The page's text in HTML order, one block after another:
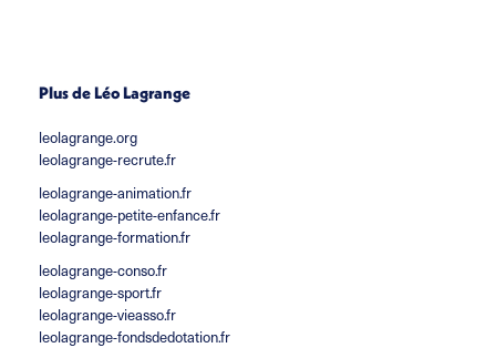
Plus de Léo Lagrange
leolagrange.org
leolagrange-recrute.fr
leolagrange-animation.fr
leolagrange-petite-enfance.fr
leolagrange-formation.fr
leolagrange-conso.fr
leolagrange-sport.fr
leolagrange-vieasso.fr
leolagrange-fondsdedotation.fr